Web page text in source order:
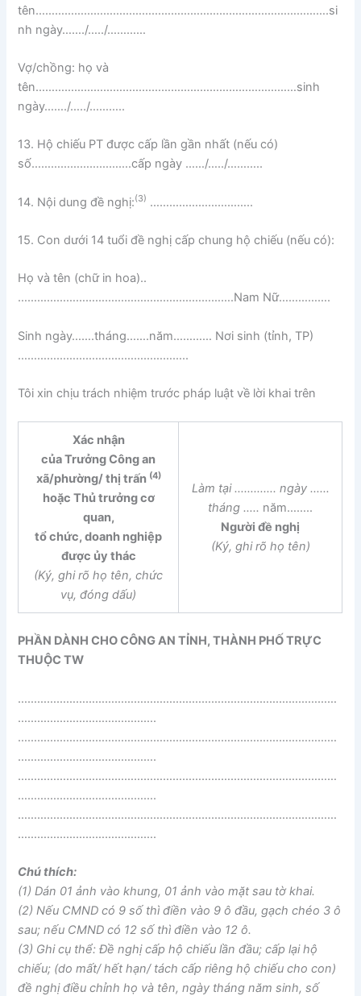
tên……………………………………………………………………………….si
nh ngày……./…../…………
Vợ/chồng: họ và
tên………………………………………………………………………sinh
ngày……./…../………..
13. Hộ chiếu PT được cấp lần gần nhất (nếu có)
số………………………….cấp ngày ……/…../………..
14. Nội dung đề nghị:(3) …………………………..
15. Con dưới 14 tuổi đề nghị cấp chung hộ chiếu (nếu có):
Họ và tên (chữ in hoa)..
………………………………………………………….Nam Nữ…………….
Sinh ngày…….tháng…….năm………… Nơi sinh (tỉnh, TP)
……………………………………………..
Tôi xin chịu trách nhiệm trước pháp luật về lời khai trên
Xác nhận
của Trưởng Công an
xã/phường/ thị trấn (4)
hoặc Thủ trưởng cơ
quan,
tổ chức, doanh nghiệp
được ủy thác
(Ký, ghi rõ họ tên, chức
vụ, đóng dấu)
Làm tại …………. ngày ……
tháng ….. năm……..
Người đề nghị
(Ký, ghi rõ họ tên)
PHẦN DÀNH CHO CÔNG AN TỈNH, THÀNH PHỐ TRỰC
THUỘC TW
………………………………………………………………………………………
…………………………………….
………………………………………………………………………………………
…………………………………….
………………………………………………………………………………………
…………………………………….
………………………………………………………………………………………
…………………………………….
Chú thích:
(1) Dán 01 ảnh vào khung, 01 ảnh vào mặt sau tờ khai.
(2) Nếu CMND có 9 số thì điền vào 9 ô đầu, gạch chéo 3 ô
sau; nếu CMND có 12 số thì điền vào 12 ô.
(3) Ghi cụ thể: Đề nghị cấp hộ chiếu lần đầu; cấp lại hộ
chiếu; (do mất/ hết hạn/ tách cấp riêng hộ chiếu cho con)
đề nghị điều chỉnh họ và tên, ngày tháng năm sinh, số